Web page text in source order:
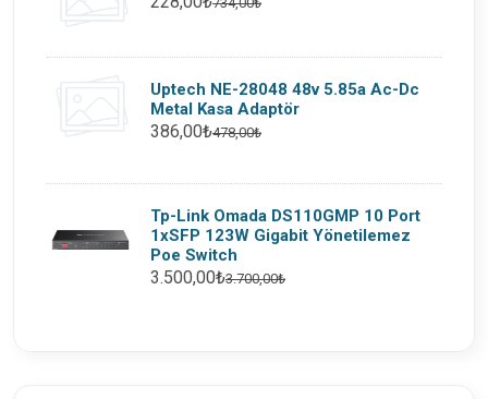
Uptech NE-28048 48v 5.85a Ac-Dc
Metal Kasa Adaptör
386,00₺478,00₺
Tp-Link Omada DS110GMP 10 Port
1xSFP 123W Gigabit Yönetilemez
Poe Switch
3.500,00₺3.700,00₺